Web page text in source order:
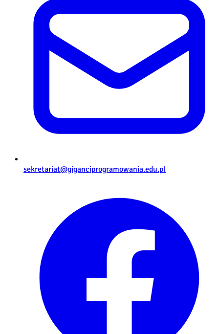
sekretariat@giganciprogramowania.edu.pl